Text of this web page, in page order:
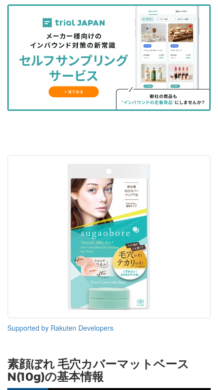
記
を
シ
ェ
る
記
事
を
シ
ェ
ア
す
る
な
ッ
ク
マ
に
記
事
を
購
読
す
る
マ
ガ
登
録
す
る
Supported by Rakuten Developers
素顔ぼれ 毛穴カバーマットベース
N(10g)の基本情報